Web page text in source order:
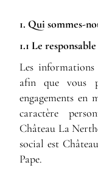
1. Qui sommes-
1.1 Le
Les informations
afin que vous
engagements en
caractère
Château La
social est
Pape.